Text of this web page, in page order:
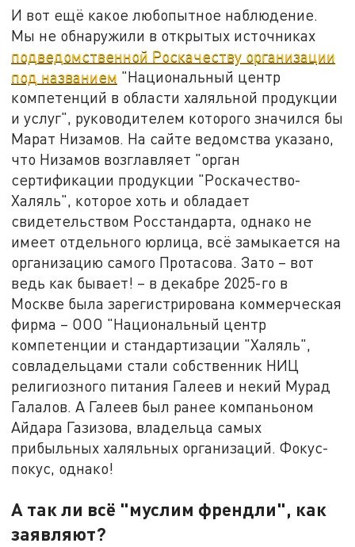
И вот ещё какое любопытное наблюдение.
Мы не обнаружили в открытых источниках
подведомственной Роскачеству организации
под названием "Национальный центр
компетенций в области халяльной продукции
и услуг", руководителем которого значился бы
Марат Низамов. На сайте ведомства указано,
что Низамов возглавляет "орган
сертификации продукции "Роскачество-
Халяль", которое хоть и обладает
свидетельством Росстандарта, однако не
имеет отдельного юрлица, всё замыкается на
организацию самого Протасова. Зато – вот
ведь как бывает! – в декабре 2025-го в
Москве была зарегистрирована коммерческая
фирма – ООО "Национальный центр
компетенции и стандартизации "Халяль",
совладельцами стали собственник НИЦ
религиозного питания Галеев и некий Мурад
Галалов. А Галеев был ранее компаньоном
Айдара Газизова, владельца самых
прибыльных халяльных организаций. Фокус-
покус, однако!
А так ли всё "муслим френдли", как
заявляют?